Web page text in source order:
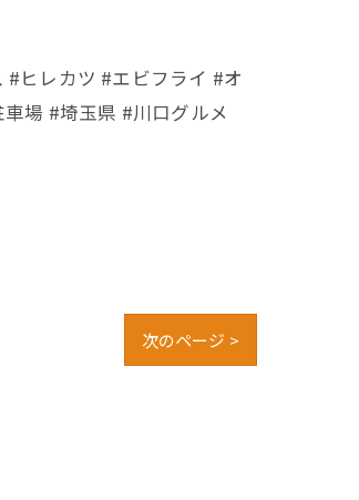
ヒレカツ #エビフライ #オ
場 #埼玉県 #川口グルメ
次のページ >